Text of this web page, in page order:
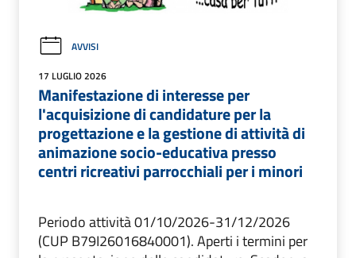
AVVISI
17 LUGLIO 2026
Manifestazione di interesse per
l'acquisizione di candidature per la
progettazione e la gestione di attività di
animazione socio-educativa presso
centri ricreativi parrocchiali per i minori
Periodo attività 01/10/2026-31/12/2026
(CUP B79I26016840001). Aperti i termini per